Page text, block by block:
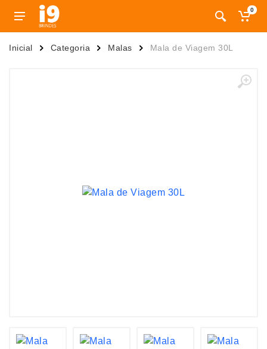
0
Inicial Categoria Malas Mala de Viagem 30L